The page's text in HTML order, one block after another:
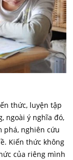
thức, luyện tập
ngoài ý nghĩa đó,
phá, nghiên cứu
Kiến thức không
của riêng mình